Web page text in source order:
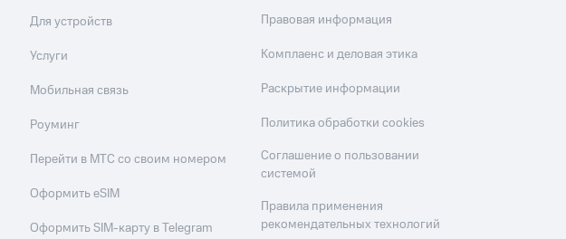
Для устройств
Услуги
Мобильная связь
Роуминг
Перейти в МТС со своим номером
Оформить eSIM
Оформить SIM-карту в Telegram
Правовая информация
Комплаенс и деловая этика
Раскрытие информации
Политика обработки cookies
Соглашение о пользовании
системой
Правила применения
рекомендательных технологий